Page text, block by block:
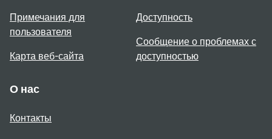
Примечания для
пользователя
Карта веб-сайта
Доступность
Сообщение о проблемах с
доступностью
О нас
Контакты